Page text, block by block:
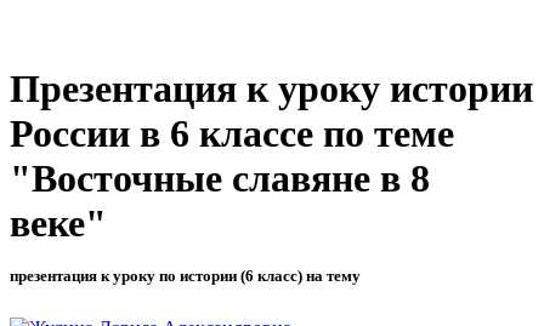
Презентация к уроку истории
России в 6 классе по теме
"Восточные славяне в 8
веке"
презентация к уроку по истории (6 класс) на тему